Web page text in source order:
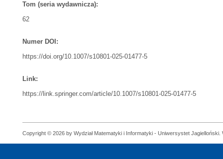
Tom (seria wydawnicza):
62
Numer DOI:
https://doi.org/10.1007/s10801-025-01477-5
Link:
https://link.springer.com/article/10.1007/s10801-025-01477-5
Copyright © 2026 by Wydział Matematyki i Informatyki - Uniwersystet